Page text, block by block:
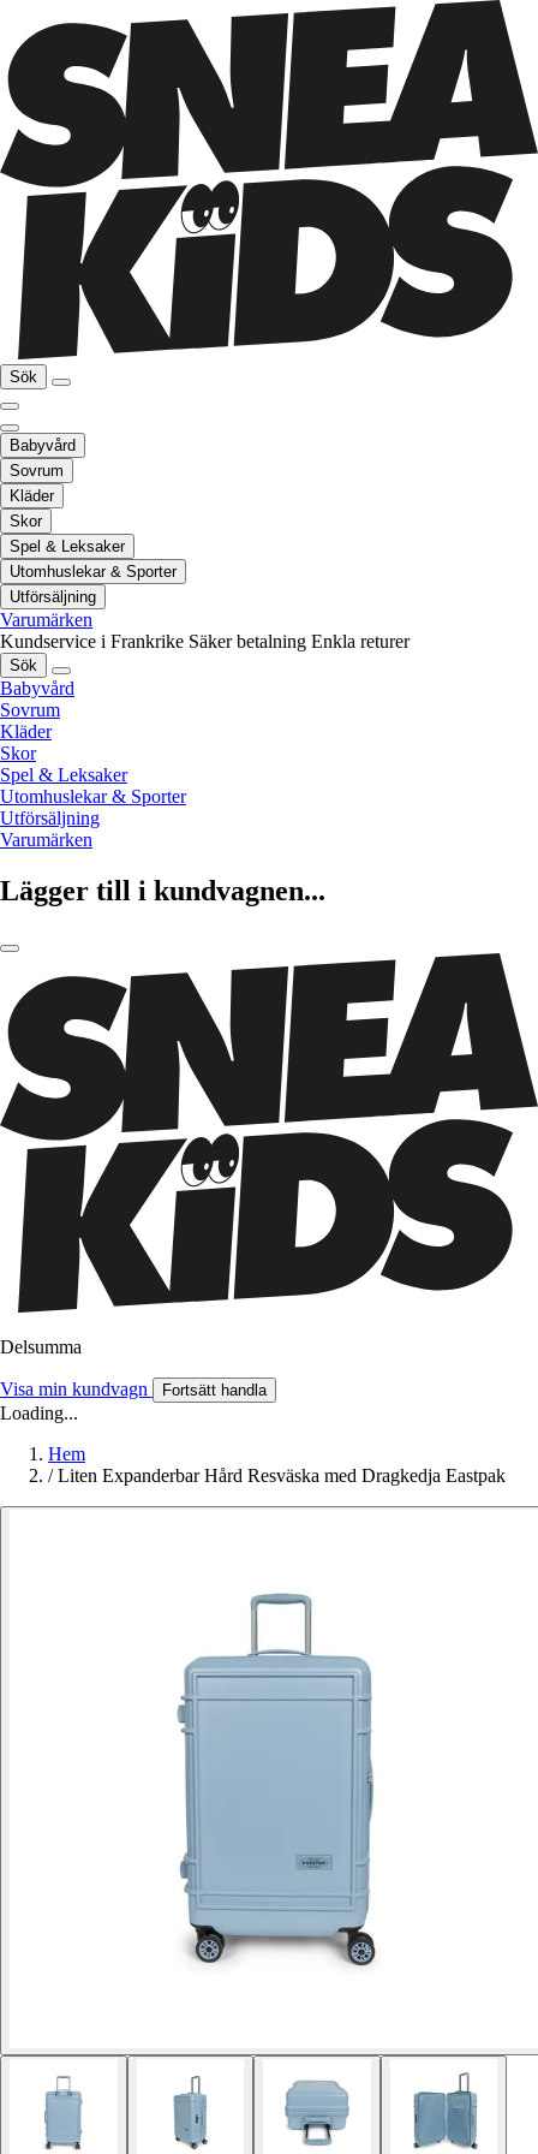
Sök
Babyvård
Sovrum
Kläder
Skor
Spel & Leksaker
Utomhuslekar & Sporter
Utförsäljning
Varumärken
Kundservice i Frankrike Säker betalning Enkla returer
Sök
Babyvård
Sovrum
Kläder
Skor
Spel & Leksaker
Utomhuslekar & Sporter
Utförsäljning
Varumärken
Lägger till i kundvagnen...
Delsumma
Visa min kundvagn Fortsätt handla
Loading...
Hem
/ Liten Expanderbar Hård Resväska med Dragkedja Eastpak